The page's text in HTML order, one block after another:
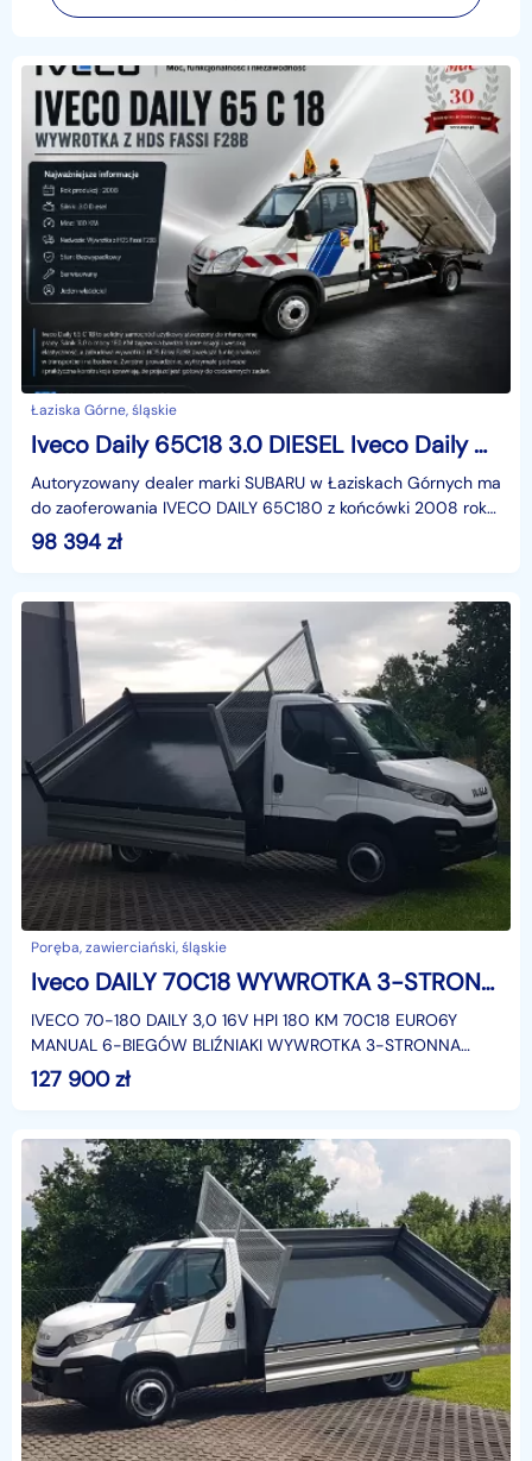
Łaziska Górne, śląskie
Iveco Daily 65C18 3.0 DIESEL Iveco Daily 65 C 18 / WYWROTKA / HDS FASSI F28A 1T
Autoryzowany dealer marki SUBARU w Łaziskach Górnych ma
do zaoferowania IVECO DAILY 65C180 z końcówki 2008 roku
z fabryczną zabudową wywrotki (tylko na tył) i H
98 394zł
Poręba, zawierciański, śląskie
Iveco DAILY 70C18 WYWROTKA 3-STRONNA KIPER 3,60x2,20 BLIŹNIAKI 7TON KLIMA HAK
IVECO 70-180 DAILY 3,0 16V HPI 180 KM 70C18 EURO6Y
MANUAL 6-BIEGÓW BLIŹNIAKI WYWROTKA 3-STRONNA
KIPER 3,60x2,20 KLIMATYZACJA DOPUSZCZALNA MASA
CAŁKOWITA DMC: 70
127 900zł